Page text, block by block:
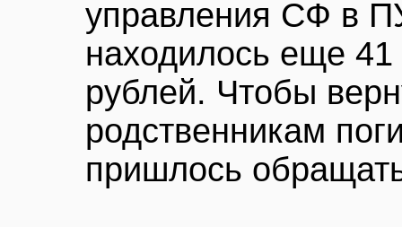
управления СФ в
находилось еще
рублей. Чтобы
родственникам
пришлось